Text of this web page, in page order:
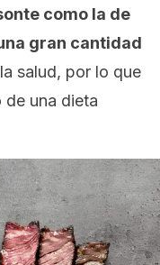
como la de
gran cantidad
salud, por lo que
de una dieta